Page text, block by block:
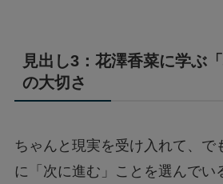
見出し3：花澤香菜に学ぶ
の大切さ
ちゃんと現実を受け入れて、で
に「次に進む」ことを選んでい